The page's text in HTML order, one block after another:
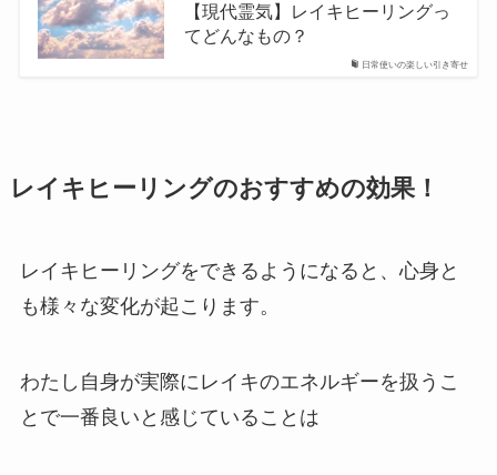
日常使いの楽しい引き寄せ
【現代霊気】レイキヒーリングっ
てどんなもの？
レイキヒーリングのおすすめの効果！
レイキヒーリングをできるようになると、心身と
も様々な変化が起こります。
わたし自身が実際にレイキのエネルギーを扱うこ
とで一番良いと感じていることは